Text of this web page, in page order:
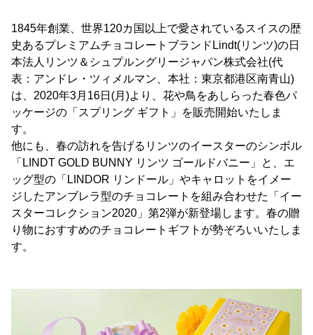
1845年創業、世界120カ国以上で愛されているスイスの歴
史あるプレミアムチョコレートブランドLindt(リンツ)の日
本法人リンツ＆シュプルングリージャパン株式会社(代
表：アンドレ・ツィメルマン、本社：東京都港区南青山)
は、2020年3月16日(月)より、花や鳥をあしらった春色パ
ッケージの「スプリング ギフト」を販売開始いたしま
す。
他にも、春の訪れを告げるリンツのイースターのシンボル
「LINDT GOLD BUNNY リンツ ゴールドバニー」と、エ
ッグ型の「LINDOR リンドール」やキャロットをイメー
ジしたアンブレラ型のチョコレートを組み合わせた「イー
スターコレクション2020」第2弾が新登場します。春の贈
り物におすすめのチョコレートギフトが勢ぞろいいたしま
す。